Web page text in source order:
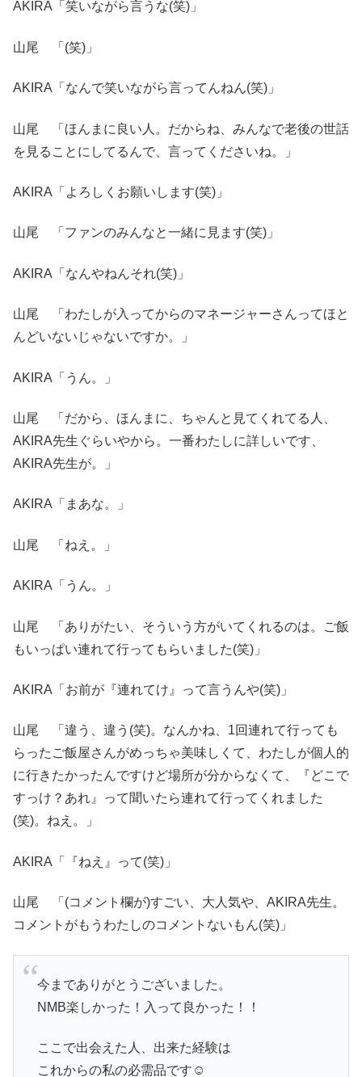
AKIRA「笑いながら言うな(笑)」
山尾 「(笑)」
AKIRA「なんで笑いながら言ってんねん(笑)」
山尾 「ほんまに良い人。だからね、みんなで老後の世話
を見ることにしてるんで、言ってくださいね。」
AKIRA「よろしくお願いします(笑)」
山尾 「ファンのみんなと一緒に見ます(笑)」
AKIRA「なんやねんそれ(笑)」
山尾 「わたしが入ってからのマネージャーさんってほと
んどいないじゃないですか。」
AKIRA「うん。」
山尾 「だから、ほんまに、ちゃんと見てくれてる人、
AKIRA先生ぐらいやから。一番わたしに詳しいです、
AKIRA先生が。」
AKIRA「まあな。」
山尾 「ねえ。」
AKIRA「うん。」
山尾 「ありがたい、そういう方がいてくれるのは。ご飯
もいっぱい連れて行ってもらいました(笑)」
AKIRA「お前が『連れてけ』って言うんや(笑)」
山尾 「違う、違う(笑)。なんかね、1回連れて行っても
らったご飯屋さんがめっちゃ美味しくて、わたしが個人的
に行きたかったんですけど場所が分からなくて、『どこで
すっけ？あれ』って聞いたら連れて行ってくれました
(笑)。ねえ。」
AKIRA「『ねえ』って(笑)」
山尾 「(コメント欄が)すごい、大人気や、AKIRA先生。
コメントがもうわたしのコメントないもん(笑)」
今までありがとうございました。
NMB楽しかった！入って良かった！！
ここで出会えた人、出来た経験は
これからの私の必需品です☺︎